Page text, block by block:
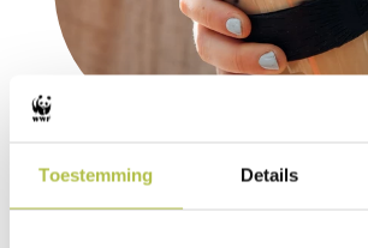
Toestemming Details
Bespaar geld